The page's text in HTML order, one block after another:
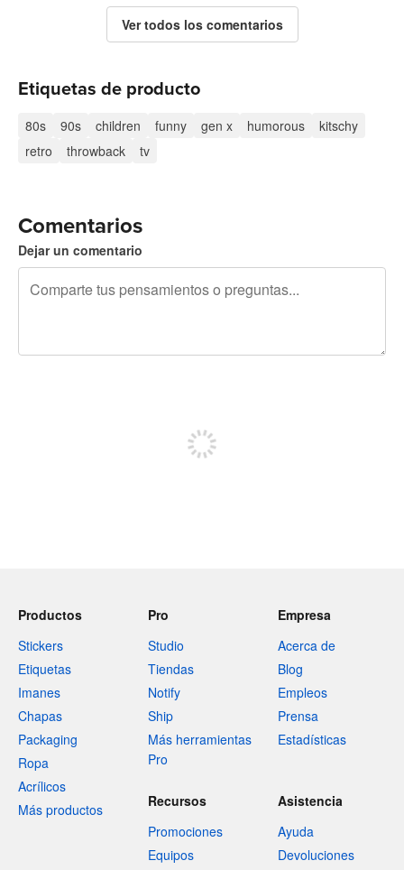
Ver todos los comentarios
Etiquetas de producto
80s 90s children funny gen x humorous
kitschy
retro
throwback tv
Comentarios
Dejar un comentario
Productos
Stickers
Etiquetas
Imanes
Chapas
Packaging
Ropa
Acrílicos
Más productos
Pro
Studio
Tiendas
Notify
Ship
Más herramientas
Pro
Empresa
Acerca de
Blog
Empleos
Prensa
Estadísticas
Recursos
Promociones
Equipos
Asistencia
Ayuda
Devoluciones